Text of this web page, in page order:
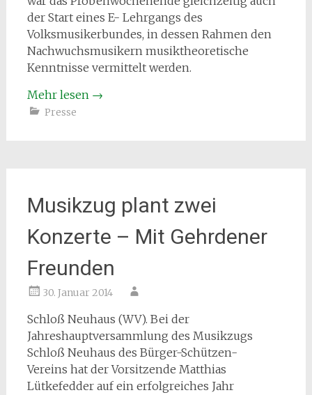
der Start eines E- Lehrgangs des
Volksmusikerbundes, in dessen Rahmen den
Nachwuchsmusikern musiktheoretische
Kenntnisse vermittelt werden.
Mehr lesen →
Presse
Musikzug plant zwei
Konzerte – Mit Gehrdener
Freunden
30. Januar 2014
Schloß Neuhaus (WV). Bei der
Jahreshauptversammlung des Musikzugs
Schloß Neuhaus des Bürger-Schützen-
Vereins hat der Vorsitzende Matthias
Lütkefedder auf ein erfolgreiches Jahr